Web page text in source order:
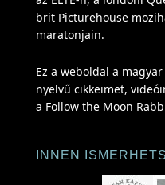
brit Picturehouse
maratonjain.
Ez a weboldal a
nyelvű cikkeimet,
a Follow the Moon
INNEN